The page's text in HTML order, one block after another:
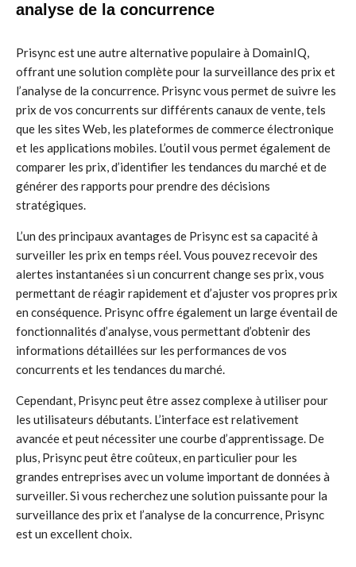
analyse de la concurrence
Prisync est une autre alternative populaire à DomainIQ,
offrant une solution complète pour la surveillance des prix et
l’analyse de la concurrence. Prisync vous permet de suivre les
prix de vos concurrents sur différents canaux de vente, tels
que les sites Web, les plateformes de commerce électronique
et les applications mobiles. L’outil vous permet également de
comparer les prix, d’identifier les tendances du marché et de
générer des rapports pour prendre des décisions
stratégiques.
L’un des principaux avantages de Prisync est sa capacité à
surveiller les prix en temps réel. Vous pouvez recevoir des
alertes instantanées si un concurrent change ses prix, vous
permettant de réagir rapidement et d’ajuster vos propres prix
en conséquence. Prisync offre également un large éventail de
fonctionnalités d’analyse, vous permettant d’obtenir des
informations détaillées sur les performances de vos
concurrents et les tendances du marché.
Cependant, Prisync peut être assez complexe à utiliser pour
les utilisateurs débutants. L’interface est relativement
avancée et peut nécessiter une courbe d’apprentissage. De
plus, Prisync peut être coûteux, en particulier pour les
grandes entreprises avec un volume important de données à
surveiller. Si vous recherchez une solution puissante pour la
surveillance des prix et l’analyse de la concurrence, Prisync
est un excellent choix.